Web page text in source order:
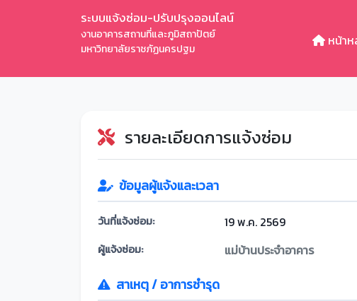
ระบบแจ้งซ่อม-ปรับปรุงออนไลน์
งานอาคารสถานที่และภูมิสถาปัตย์
มหาวิทยาลัยราชภัฏนครปฐม
หน้า
รายละเอียดการแจ้งซ่อม
ข้อมูลผู้แจ้งและเวลา
วันที่แจ้งซ่อม: 19 พ.ค. 2569
ผู้แจ้งซ่อม: แม่บ้านประจำอาคาร
สาเหตุ / อาการชำรุด